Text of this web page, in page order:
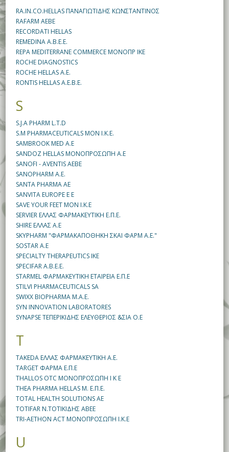
RA.IN.CO.HELLAS ΠΑΝΑΓΙΩΤΙΔΗΣ ΚΩΝΣΤΑΝΤΙΝΟΣ
RAFARM AEBE
RECORDATI HELLAS
REMEDINA A.B.E.E.
REPA MEDITERRANE COMMERCE ΜΟΝΟΠΡ ΙΚΕ
ROCHE DIAGNOSTICS
ROCHE HELLAS Α.Ε.
RONTIS HELLAS A.E.B.E.
S
S.J.A PHARM L.T.D
S.M PHARMACEUTICALS MON I.K.E.
SAMBROOK MED A.E
SANDOZ HELLAS ΜΟΝΟΠΡΟΣΩΠΗ Α.Ε
SANOFI - AVENTIS AEBE
SANOPHARM A.E.
SANTA PHARMA AE
SANVITA EUROPE E E
SAVE YOUR FEET MON I.K.E
SERVIER ΕΛΛΑΣ ΦΑΡΜΑΚΕΥΤΙΚΗ Ε.Π.Ε.
SHIRE ΕΛΛΑΣ A.E
SKYPHARM "ΦΑΡΜΑΚΑΠΟΘΗΚΗ ΣΚΑΙ ΦΑΡΜ Α.Ε."
SOSTAR A.E
SPECIALTY THERAPEUTICS IKE
SPECIFAR A.B.E.E.
STARMEL ΦΑΡΜΑΚΕΥΤΙΚΗ ΕΤΑΙΡΕΙΑ Ε.Π.Ε
STILVI PHARMACEUTICALS SA
SWIXX BIOPHARMA M.A.E.
SYN INNOVATION LABORATORES
SYNAPSE ΤΕΠΕΡΙΚΙΔΗΣ ΕΛΕΥΘΕΡΙΟΣ &ΣΙΑ Ο.Ε
T
TAKEDA ΕΛΛΑΣ ΦΑΡΜΑΚΕΥΤΙΚΗ Α.Ε.
TARGET ΦΑΡΜΑ Ε.Π.Ε
THALLOS OTC ΜΟΝΟΠΡΟΣΩΠΗ Ι Κ Ε
THEA PHARMA HELLAS M. E.Π.Ε.
TOTAL HEALTH SOLUTIONS ΑΕ
TOTIFAR N.ΤΟΤΙΚΙΔΗΣ ΑΒΕΕ
TRI-AETHON ACT ΜΟΝΟΠΡΟΣΩΠΗ Ι.Κ.Ε
U